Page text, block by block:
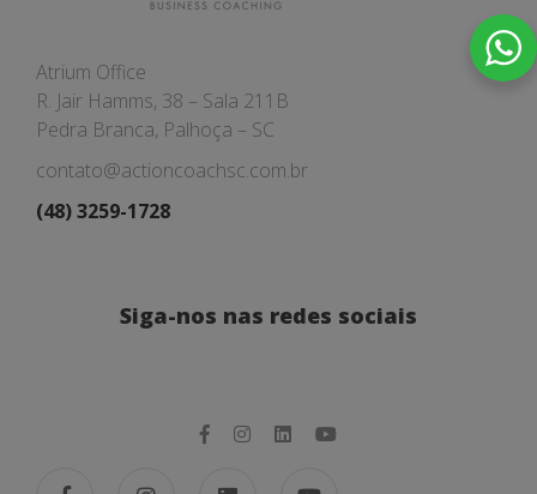
Atrium Office
R. Jair Hamms, 38 – Sala 211B
Pedra Branca, Palhoça – SC
contato@actioncoachsc.com.br
(48) 3259-1728
Siga-nos nas redes sociais